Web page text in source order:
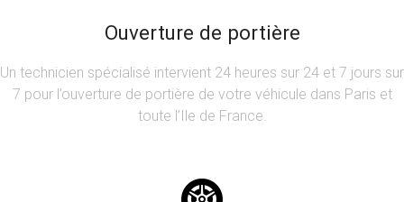
Ouverture de portière
Un technicien spécialisé intervient 24 heures sur 24 et 7 jours sur
7 pour l’ouverture de portière de votre véhicule dans Paris et
toute l’Ile de France.